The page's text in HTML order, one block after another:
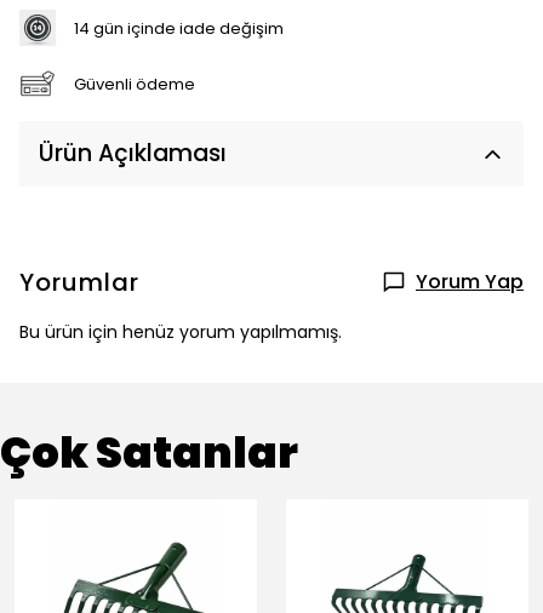
14 gün içinde iade değişim
Güvenli ödeme
Ürün Açıklaması
Yorumlar Yorum Yap
Bu ürün için henüz yorum yapılmamış.
Çok Satanlar